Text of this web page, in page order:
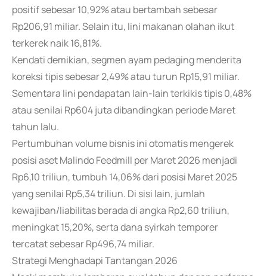
positif sebesar 10,92% atau bertambah sebesar
Rp206,91 miIiar. Selain itu, lini makanan olahan ikut
terkerek naik 16,81%.
Kendati demikian, segmen ayam pedaging menderita
koreksi tipis sebesar 2,49% atau turun Rp15,91 miliar.
Sementara lini pendapatan lain-lain terkikis tipis 0,48%
atau senilai Rp604 juta dibandingkan periode Maret
tahun lalu.
Pertumbuhan volume bisnis ini otomatis mengerek
posisi aset Malindo Feedmill per Maret 2026 menjadi
Rp6,10 triliun, tumbuh 14,06% dari posisi Maret 2025
yang senilai Rp5,34 triliun. Di sisi lain, jumlah
kewajiban/liabilitas berada di angka Rp2,60 triliun,
meningkat 15,20%, serta dana syirkah temporer
tercatat sebesar Rp496,74 miliar.
Strategi Menghadapi Tantangan 2026